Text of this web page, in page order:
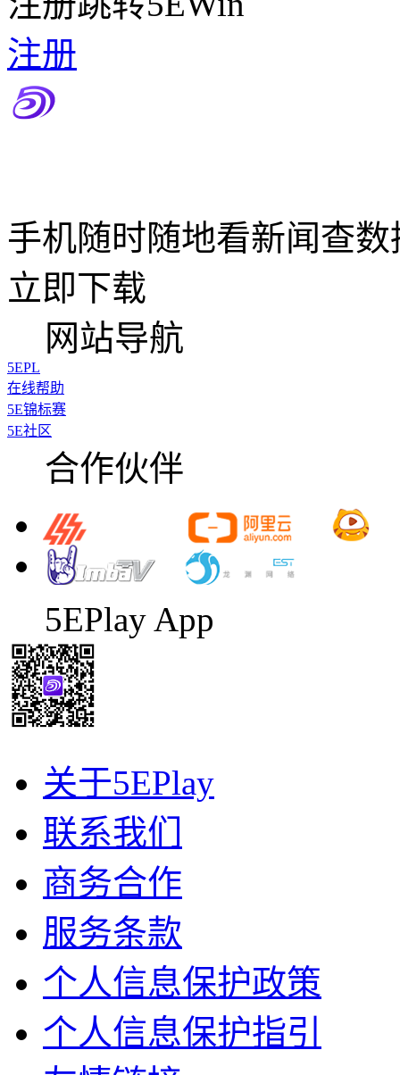
注册
手机随时随地看新闻查数
立即下载
网站导航
5EPL
在线帮助
5E锦标赛
5E社区
合作伙伴
5EPlay App
关于5EPlay
联系我们
商务合作
服务条款
个人信息保护政策
个人信息保护指引